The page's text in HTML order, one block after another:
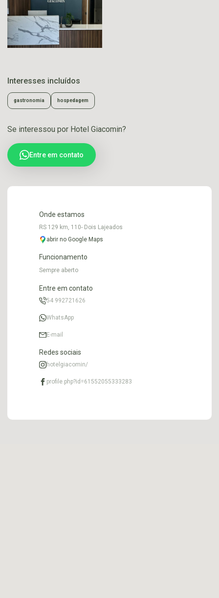
Interesses incluídos
gastronomia hospedagem
Se interessou por Hotel Giacomin?
Entre em contato
Onde estamos
RS 129 km, 110- Dois Lajeados
abrir no Google Maps
Funcionamento
Sempre aberto
Entre em contato
54 992721626
WhatsApp
E-mail
Redes sociais
hotelgiacomin/
profile.php?id=61552055333283